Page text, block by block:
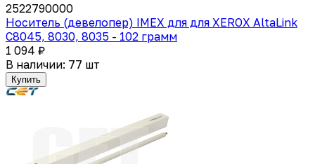
2522790000
Носитель (девелопер) IMEX для для XEROX AltaLink
C8045, 8030, 8035 - 102 грамм
1 094 ₽
В наличии: 77 шт
Купить